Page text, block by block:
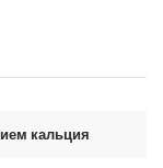
кальция